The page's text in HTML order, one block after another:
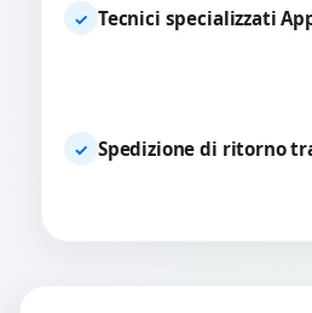
✓ Tecnici specializzati
✓ Spedizione di ritorno